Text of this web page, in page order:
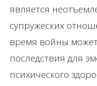
является
супружеских
время войны
последствия для
психического